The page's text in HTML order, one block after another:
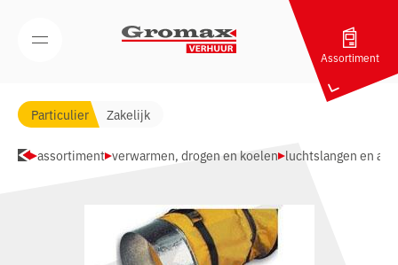
Open/Sluit mobiel menu
Assortiment
Particulier Zakelijk
assortiment verwarmen, drogen en koelen luchtslangen en